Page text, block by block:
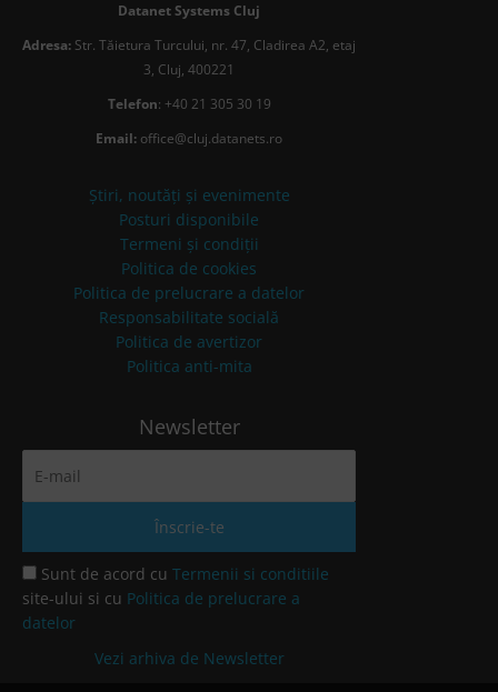
Datanet Systems Cluj
Adresa: Str. Tăietura Turcului, nr. 47, Cladirea A2, etaj
3, Cluj, 400221
Telefon: +40 21 305 30 19
Email: office@cluj.datanets.ro
Știri, noutăți și evenimente
Posturi disponibile
Termeni și condiții
Politica de cookies
Politica de prelucrare a datelor
Responsabilitate socială
Politica de avertizor
Politica anti-mita
Newsletter
Sunt de acord cu Termenii si conditiile
site-ului si cu Politica de prelucrare a
datelor
Vezi arhiva de Newsletter